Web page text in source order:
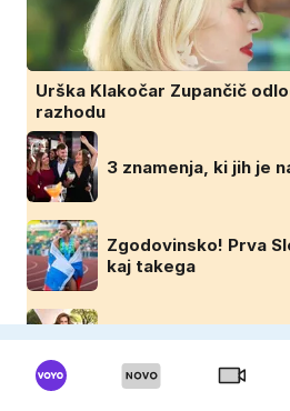
Urška Klakočar Zupančič
razhodu
3 znamenja, ki jih je
Zgodovinsko! Prva
kaj takega